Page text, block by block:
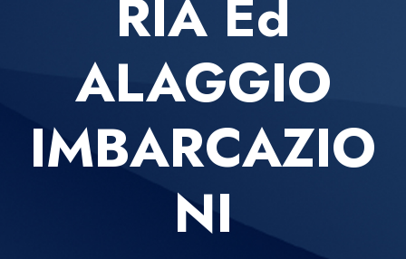
RIA Ed
ALAGGIO
IMBARCAZIO
NI